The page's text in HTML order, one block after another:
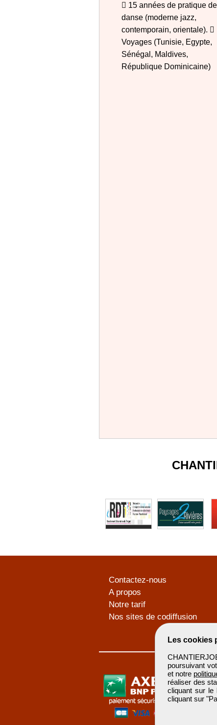
 15 années de pratique de
danse (moderne jazz,
contemporain, orientale). 
Voyages (Tunisie, Egypte,
Sénégal, Maldives,
République Dominicaine)
Les cookies
poursuivant
et notre
réaliser des
cliquant sur le
cliquant sur
Contactez-nous
A propos
Notre tarif
Nos sites de codiffusion